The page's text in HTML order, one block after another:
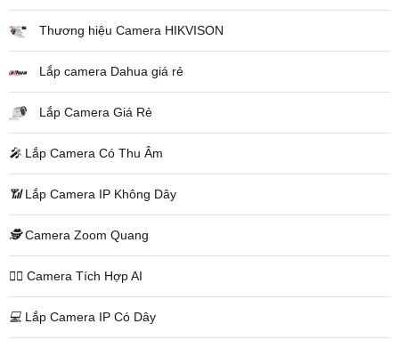
Thương hiệu Camera HIKVISON
Lắp camera Dahua giá rẻ
Lắp Camera Giá Rẻ
️🎤️ Lắp Camera Có Thu Âm
📶Lắp Camera IP Không Dây
🕵️Camera Zoom Quang
🧛‍♀️ Camera Tích Hợp AI
💻 Lắp Camera IP Có Dây